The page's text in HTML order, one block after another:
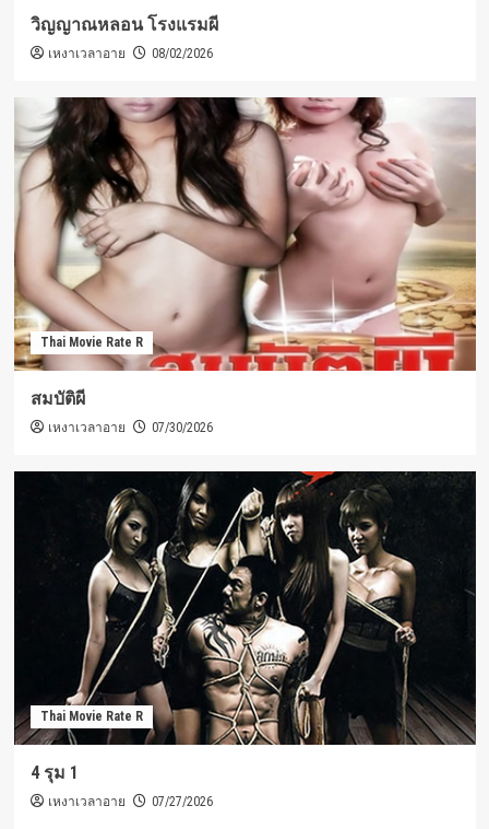
วิญญาณหลอน โรงแรมผี
เหงาเวลาอาย 08/02/2026
Thai Movie Rate R
สมบัติผี
เหงาเวลาอาย 07/30/2026
Thai Movie Rate R
4 รุม 1
เหงาเวลาอาย 07/27/2026